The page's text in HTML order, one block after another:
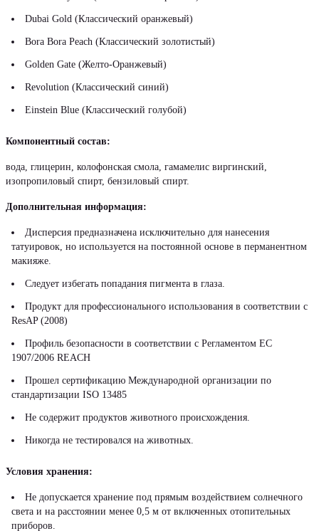
Dubai Gold (Классический оранжевый)
Bora Bora Peach (Классический золотистый)
Golden Gate (Желто-Оранжевый)
Revolution (Классический синий)
Einstein Blue (Классический голубой)
Компонентный состав:
вода, глицерин, колофонская смола, гамамелис виргинский,
изопропиловый спирт, бензиловый спирт.
Дополнительная информация:
Дисперсия предназначена исключительно для нанесения
татуировок, но используется на постоянной основе в перманентном
макияже.
Следует избегать попадания пигмента в глаза.
Продукт для профессионального использования в соответствии с
ResAP (2008)
Профиль безопасности в соответствии с Регламентом ЕС
1907/2006 REACH
Прошел сертификацию Международной организации по
стандартизации ISO 13485
Не содержит продуктов животного происхождения.
Никогда не тестировался на животных.
Условия хранения:
Не допускается хранение под прямым воздействием солнечного
света и на расстоянии менее 0,5 м от включенных отопительных
приборов.